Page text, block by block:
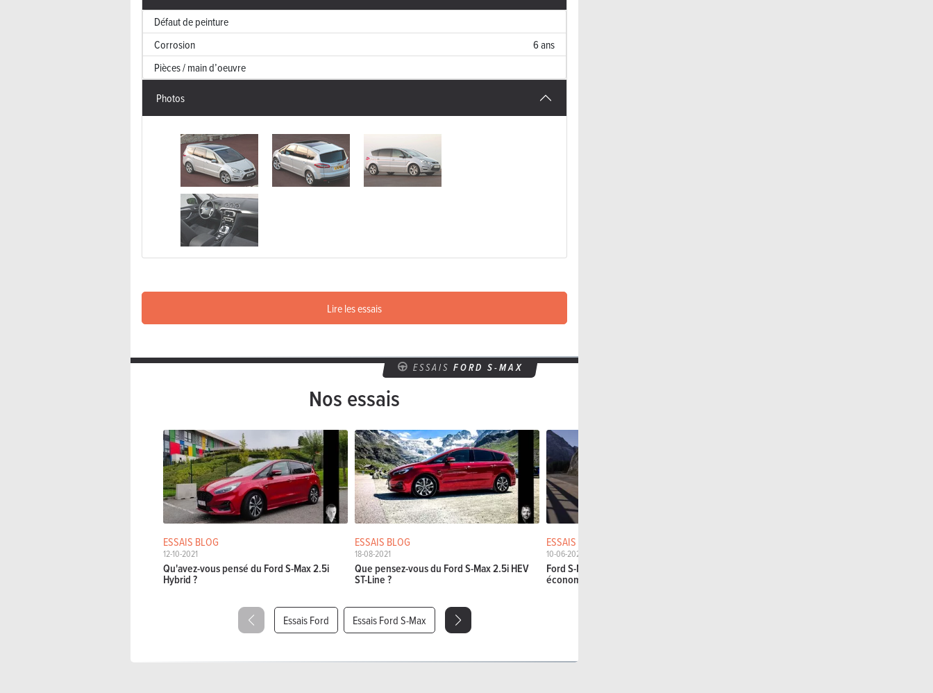
Défaut de peinture
Corrosion
6 ans
Pièces / main d’oeuvre
Photos
Lire les essais
ESSAISFORD S-MAX
Nos essais
ESSAIS BLOG
12-10-2021
Qu'avez-vous pensé du Ford S-Max 2.5i
Hybrid ?
ESSAIS BLOG
18-08-2021
Que pensez-vous du Ford S-Max 2.5i HEV
ST-Line ?
ESSAIS COURTS
10-06-2021
Ford S-Max Hybrid - 7 places et
économique
Essais Ford Essais Ford S-Max